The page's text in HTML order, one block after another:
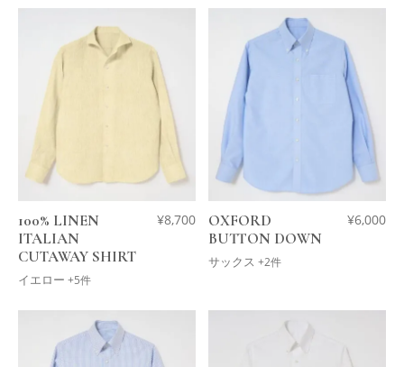
100% LINEN
ITALIAN
CUTAWAY SHIRT
イエロー +5件
¥8,700
OXFORD
BUTTON DOWN
サックス +2件
¥6,000